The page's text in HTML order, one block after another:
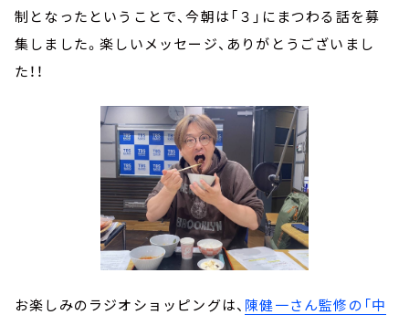
制となったということで、今朝は「３」にまつわる話を募
集しました。楽しいメッセージ、ありがとうございまし
た！！
お楽しみのラジオショッピングは、 陳健一さん監修の「中